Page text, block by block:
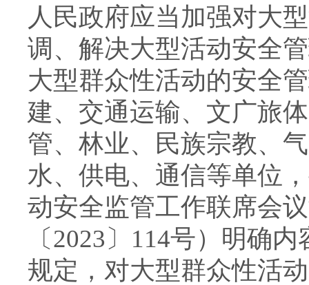
人民政府应当加强对大
调、解决大型活动安全
大型群众性活动的安全
建、交通运输、文广旅
管、林业、民族宗教、
水、供电、通信等单位
动安全监管工作联席会
〔2023〕114号）明确
规定，对大型群众性活